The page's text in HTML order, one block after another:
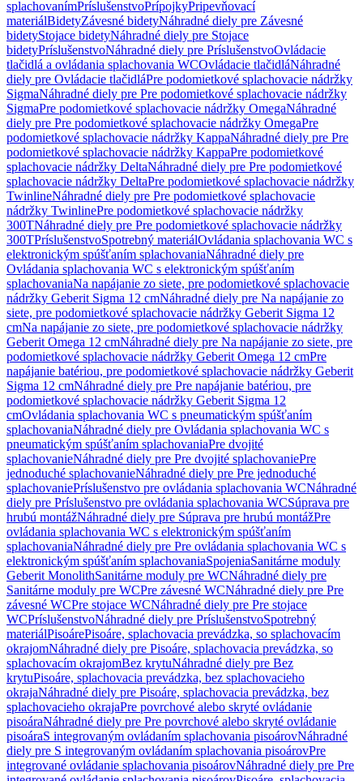
splachovanímPríslušenstvoPrípojkyPripevňovací
materiálBidetyZávesné bidetyNáhradné diely pre Závesné
bidetyStojace bidetyNáhradné diely pre Stojace
bidetyPríslušenstvoNáhradné diely pre PríslušenstvoOvládacie
tlačidlá a ovládania splachovania WCOvládacie tlačidláNáhradné
diely pre Ovládacie tlačidláPre podomietkové splachovacie nádržky
SigmaNáhradné diely pre Pre podomietkové splachovacie nádržky
SigmaPre podomietkové splachovacie nádržky OmegaNáhradné
diely pre Pre podomietkové splachovacie nádržky OmegaPre
podomietkové splachovacie nádržky KappaNáhradné diely pre Pre
podomietkové splachovacie nádržky KappaPre podomietkové
splachovacie nádržky DeltaNáhradné diely pre Pre podomietkové
splachovacie nádržky DeltaPre podomietkové splachovacie nádržky
TwinlineNáhradné diely pre Pre podomietkové splachovacie
nádržky TwinlinePre podomietkové splachovacie nádržky
300TNáhradné diely pre Pre podomietkové splachovacie nádržky
300TPríslušenstvoSpotrebný materiálOvládania splachovania WC s
elektronickým spúšťaním splachovaniaNáhradné diely pre
Ovládania splachovania WC s elektronickým spúšťaním
splachovaniaNa napájanie zo siete, pre podomietkové splachovacie
nádržky Geberit Sigma 12 cmNáhradné diely pre Na napájanie zo
siete, pre podomietkové splachovacie nádržky Geberit Sigma 12
cmNa napájanie zo siete, pre podomietkové splachovacie nádržky
Geberit Omega 12 cmNáhradné diely pre Na napájanie zo siete, pre
podomietkové splachovacie nádržky Geberit Omega 12 cmPre
napájanie batériou, pre podomietkové splachovacie nádržky Geberit
Sigma 12 cmNáhradné diely pre Pre napájanie batériou, pre
podomietkové splachovacie nádržky Geberit Sigma 12
cmOvládania splachovania WC s pneumatickým spúšťaním
splachovaniaNáhradné diely pre Ovládania splachovania WC s
pneumatickým spúšťaním splachovaniaPre dvojité
splachovanieNáhradné diely pre Pre dvojité splachovaniePre
jednoduché splachovanieNáhradné diely pre Pre jednoduché
splachovaniePríslušenstvo pre ovládania splachovania WCNáhradné
diely pre Príslušenstvo pre ovládania splachovania WCSúprava pre
hrubú montážNáhradné diely pre Súprava pre hrubú montážPre
ovládania splachovania WC s elektronickým spúšťaním
splachovaniaNáhradné diely pre Pre ovládania splachovania WC s
elektronickým spúšťaním splachovaniaSpojeniaSanitárne moduly
Geberit MonolithSanitárne moduly pre WCNáhradné diely pre
Sanitárne moduly pre WCPre závesné WCNáhradné diely pre Pre
závesné WCPre stojace WCNáhradné diely pre Pre stojace
WCPríslušenstvoNáhradné diely pre PríslušenstvoSpotrebný
materiálPisoárePisoáre, splachovacia prevádzka, so splachovacím
okrajomNáhradné diely pre Pisoáre, splachovacia prevádzka, so
splachovacím okrajomBez krytuNáhradné diely pre Bez
krytuPisoáre, splachovacia prevádzka, bez splachovacieho
okrajaNáhradné diely pre Pisoáre, splachovacia prevádzka, bez
splachovacieho okrajaPre povrchové alebo skryté ovládanie
pisoáraNáhradné diely pre Pre povrchové alebo skryté ovládanie
pisoáraS integrovaným ovládaním splachovania pisoárovNáhradné
diely pre S integrovaným ovládaním splachovania pisoárovPre
integrované ovládanie splachovania pisoárovNáhradné diely pre Pre